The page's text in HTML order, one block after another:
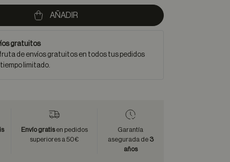
AÑADIR
gratuitos
de envíos gratuitos en todos tus pedidos
limitado.
Envío gratisen pedidos
superiores a 50€
Garantía
asegurada de 3
años